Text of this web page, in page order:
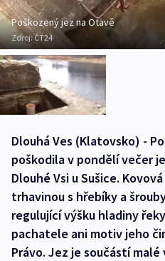
Poškozený jez na Otavě
Zdroj:ČT24
Dlouhá Ves (Klatovsko) -
poškodila v pondělí večer
Dlouhé Vsi u Sušice.
trhavinou s hřebíky a
regulující výšku hladiny
pachatele ani motiv jeho
Právo. Jez je součástí